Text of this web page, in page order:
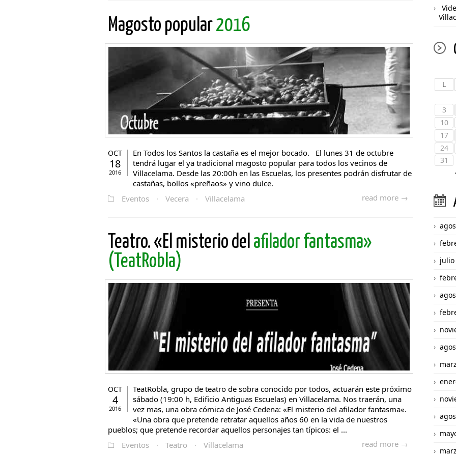
Magosto popular2016
OCT
18
2016
En Todos los Santos la castaña es el mejor bocado. El lunes 31 de octubre
tendrá lugar el ya tradicional magosto popular para todos los vecinos de
Villacelama. Desde las 20:00h en las Escuelas, los presentes podrán disfrutar de
castañas, bollos «preñaos» y vino dulce.
read more →
Eventos · Vecera · Villacelama
Teatro. «El misterio del afilador fantasma»
(TeatRobla)
OCT
4
2016
TeatRobla, grupo de teatro de sobra conocido por todos, actuarán este próximo
sábado (19:00 h, Edificio Antiguas Escuelas) en Villacelama. Nos traerán, una
vez mas, una obra cómica de José Cedena: «El misterio del afilador fantasma«.
«Una obra que pretende retratar aquellos años 60 en la vida de nuestros
pueblos; que pretende recordar aquellos personajes tan típicos: el ...
read more →
Eventos · Teatro · Villacelama
L
3
10
17
24
31
julio